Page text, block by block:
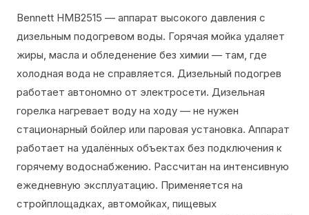
Bennett HMB2515 — аппарат высокого давления с
дизельным подогревом воды. Горячая мойка удаляет
жиры, масла и обледенение без химии — там, где
холодная вода не справляется. Дизельный подогрев
работает автономно от электросети. Дизельная
горелка нагревает воду на ходу — не нужен
стационарный бойлер или паровая установка. Аппарат
работает на удалённых объектах без подключения к
горячему водоснабжению. Рассчитан на интенсивную
ежедневную эксплуатацию. Применяется на
стройплощадках, автомойках, пищевых